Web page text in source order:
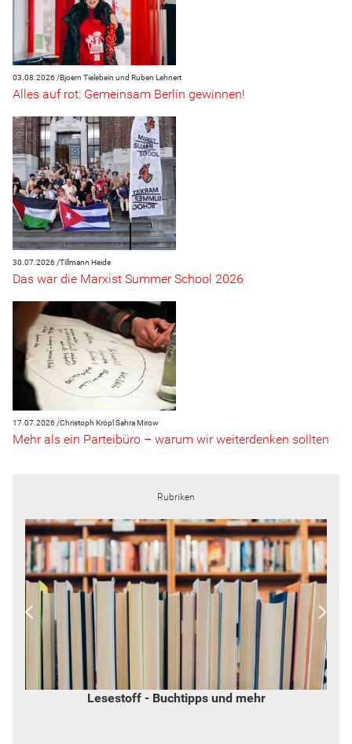
03.08.2026 /Bjoern Tielebein und Ruben Lehnert
Alles auf rot: Gemeinsam Berlin gewinnen!
30.07.2026 /Tillmann Heide
Das war die Marxist Summer School 2026
17.07.2026 /Christoph Kröpl Sahra Mirow
Mehr als ein Parteibüro – warum wir weiterdenken sollten
Rubriken
Lesestoff - Buchtipps und mehr